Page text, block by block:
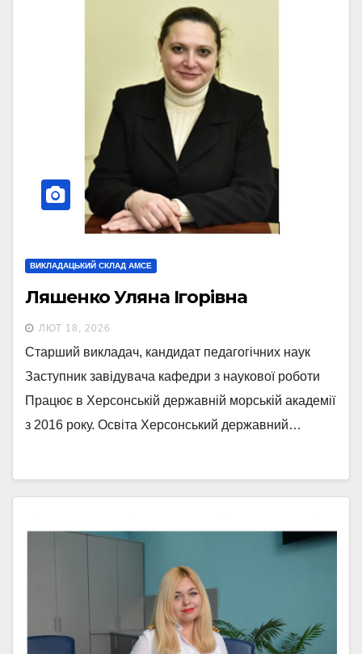
ВИКЛАДАЦЬКИЙ СКЛАД АМСЕ
Ляшенко Уляна Ігорівна
ЛЮТ 18, 2026
Старший викладач, кандидат педагогічних наук
Заступник завідувача кафедри з наукової роботи
Працює в Херсонській державній морській академії
з 2016 року. Освіта Херсонський державний…